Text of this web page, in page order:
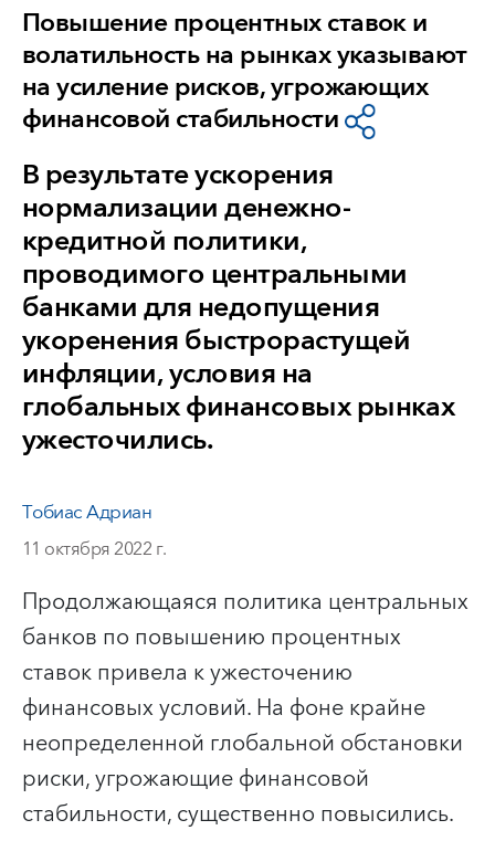
Повышение процентных ставок и
волатильность на рынках указывают
на усиление рисков, угрожающих
финансовой стабильности
В результате ускорения
нормализации денежно-
кредитной политики,
проводимого центральными
банками для недопущения
укоренения быстрорастущей
инфляции, условия на
глобальных финансовых рынках
ужесточились.
Тобиас Адриан
11 октября 2022 г.
Продолжающаяся политика центральных
банков по повышению процентных
ставок привела к ужесточению
финансовых условий. На фоне крайне
неопределенной глобальной обстановки
риски, угрожающие финансовой
стабильности, существенно повысились.